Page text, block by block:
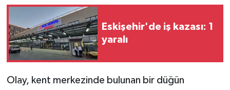
Eskişehir'de iş kazası: 1
yaralı
Olay, kent merkezinde bulunan bir düğün